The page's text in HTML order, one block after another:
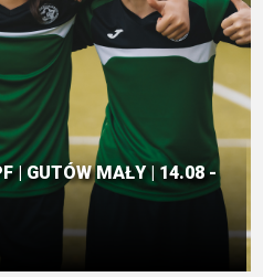
| GUTÓW MAŁY | 14.08 -